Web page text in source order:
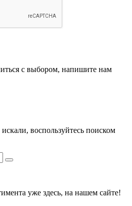
с выбором, напишите нам
воспользуйтесь поиском
уже здесь, на нашем сайте!